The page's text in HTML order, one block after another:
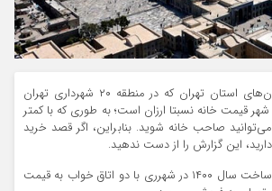
شهرری یکی از شهرستان‌های استان تهران که در منطقه ۲۰ شهرداری تهران
قیمت خانه نسبتا ارزان است؛ به طوری که با کمتر
می‌توانید صاحب خانه شوید. بنابراین، اگر قصد خرید
این گزارش را از دست ندهید.
یک آپارتمان ۸۸ متری ساخت سال ۱۴۰۰ در شهرری با دو اتاق خواب به قیمت